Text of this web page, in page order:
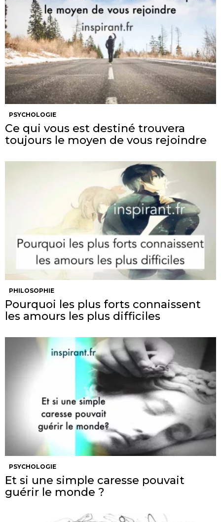
PSYCHOLOGIE
Ce qui vous est destiné trouvera
toujours le moyen de vous rejoindre
PHILOSOPHIE
Pourquoi les plus forts connaissent
les amours les plus difficiles
PSYCHOLOGIE
Et si une simple caresse pouvait
guérir le monde ?